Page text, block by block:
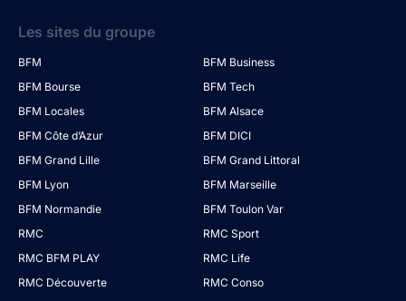
Les sites du groupe
BFM
BFM Business
BFM Bourse
BFM Tech
BFM Locales
BFM Alsace
BFM Côte d’Azur
BFM DICI
BFM Grand Lille
BFM Grand Littoral
BFM Lyon
BFM Marseille
BFM Normandie
BFM Toulon Var
RMC
RMC Sport
RMC BFM PLAY
RMC Life
RMC Découverte
RMC Conso